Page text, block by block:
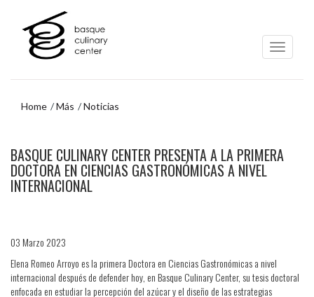
contenido
principal
navegación
Home Más Noticias
menú
navegación
BASQUE CULINARY CENTER PRESENTA A LA PRIMERA
DOCTORA EN CIENCIAS GASTRONÓMICAS A NIVEL
INTERNACIONAL
03 Marzo 2023
Elena Romeo Arroyo es la primera Doctora en Ciencias Gastronómicas a nivel
internacional después de defender hoy, en Basque Culinary Center, su tesis doctoral
enfocada en estudiar la percepción del azúcar y el diseño de las estrategias